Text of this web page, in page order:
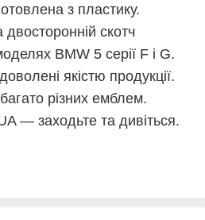
з пластику.
двосторонній скотч
BMW 5 серії F і G.
якістю продукції.
різних емблем.
— заходьте та дивіться.